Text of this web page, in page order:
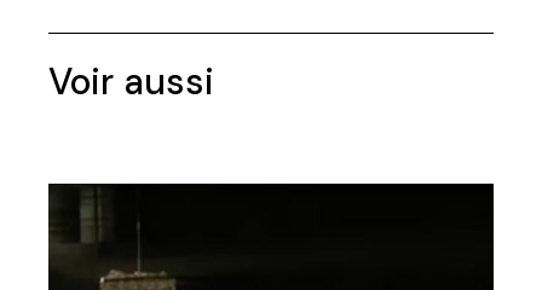
Voir aussi